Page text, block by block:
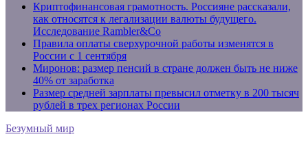
Криптофинансовая грамотность. Россияне рассказали,
как относятся к легализации валюты будущего.
Исследование Rambler&Co
Правила оплаты сверхурочной работы изменятся в
России с 1 сентября
Миронов: размер пенсий в стране должен быть не ниже
40% от заработка
Размер средней зарплаты превысил отметку в 200 тысяч
рублей в трех регионах России
Безумный мир